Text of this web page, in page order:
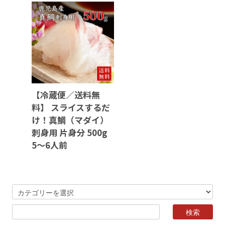
【冷蔵便／送料無
料】 スライスするだ
け！真鯛（マダイ）
刺身用 片身分 500g
5～6人前